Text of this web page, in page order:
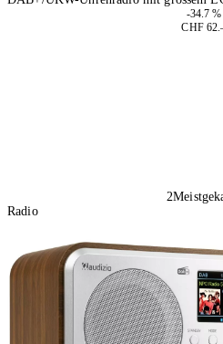
-34.7 %
CHF
2
Radio